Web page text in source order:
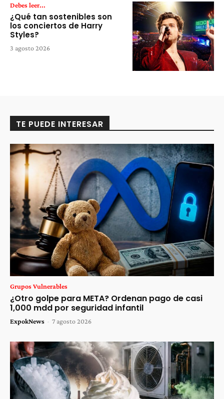
Debes leer...
¿Qué tan sostenibles son
los conciertos de Harry
Styles?
3 agosto 2026
TE PUEDE INTERESAR
Grupos Vulnerables
¿Otro golpe para META? Ordenan pago de casi
1,000 mdd por seguridad infantil
ExpokNews - 7 agosto 2026